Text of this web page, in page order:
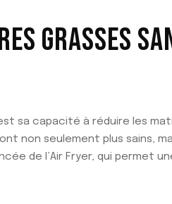
GRASSES
est sa capacité à réduire les
non seulement plus sains,
de l’Air Fryer, qui permet